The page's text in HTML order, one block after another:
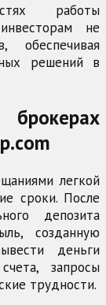
работы
не
обеспечивая
решений в
легкой
сроки. После
депозита
созданную
деньги
запросы
трудности.